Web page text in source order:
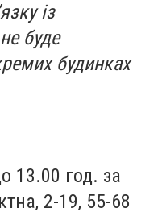
із
буде
будинках
13.00 год. за
2-19, 55-68